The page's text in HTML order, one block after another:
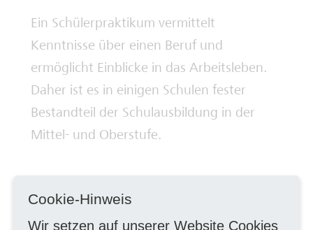
Deine Ausbilderinnen und Ausbilder
Ein Schülerpraktikum vermittelt
Kenntnisse über einen Beruf und
ermöglicht Einblicke in das Arbeitsleben.
Daher ist es in einigen Schulen fester
Bestandteil der Schulausbildung in der
Mittel- und Oberstufe.
Ausbildungsbereichen des Stadtwerke
Cookie-Hinweis
Wir setzen auf unserer Website Cookies